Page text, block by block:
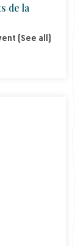
de la
(See all)